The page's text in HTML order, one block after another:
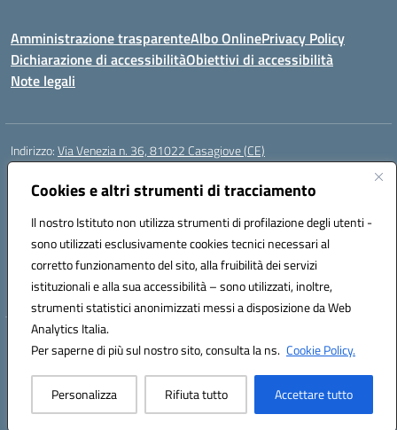
Cookies e altri strumenti di tracciamento
Il nostro Istituto non utilizza strumenti di profilazione degli utenti -
sono utilizzati esclusivamente cookies tecnici necessari al
corretto funzionamento del sito, alla fruibilità dei servizi
istituzionali e alla sua accessibilità – sono utilizzati, inoltre,
strumenti statistici anonimizzati messi a disposizione da Web
Analytics Italia.
Per saperne di più sul nostro sito, consulta la ns. Cookie Policy.
Personalizza Rifiuta tutto Accettare tutto
Amministrazione trasparenteAlbo OnlinePrivacy Policy
Dichiarazione di accessibilitàObiettivi di accessibilità
Note legali
Indirizzo:Via Venezia n. 36, 81022 Casagiove (CE)
Centralino:
Posta elettronica certificata (PEC):ceic893002@pec.istruzione.it
Codice fiscale: 93085870611
Codice meccanografico:CEIC893002
Codice Indice delle Pubbliche Amministrazioni (IPA): icmp_061
Codice unico di fatturazione (CUF): UFIOD3
Hosting & Powered by 3D Solution S.r.l.
Concept & Design by Designers Italia